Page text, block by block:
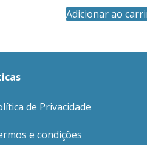
Adicionar ao
de Privacidade
e condições